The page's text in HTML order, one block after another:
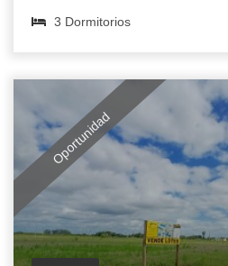
3 Dormitorios
Oportunidad